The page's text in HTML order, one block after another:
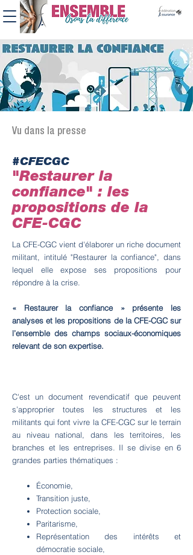
Vu dans la presse
#CFECGC
"Restaurer la
confiance" : les
propositions de la
CFE-CGC
La CFE-CGC vient d'élaborer un riche document
militant, intitulé "Restaurer la confiance", dans
lequel elle expose ses propositions pour
répondre à la crise.
« Restaurer la confiance » présente les
analyses et les propositions de la CFE-CGC sur
l’ensemble des champs sociaux-économiques
relevant de son expertise.
C'est un document revendicatif que peuvent
s’approprier toutes les structures et les
militants qui font vivre la CFE-CGC sur le terrain
au niveau national, dans les territoires, les
branches et les entreprises. Il se divise en 6
grandes parties thématiques :
Économie,
Transition juste,
Protection sociale,
Paritarisme,
Représentation des intérêts et
démocratie sociale,